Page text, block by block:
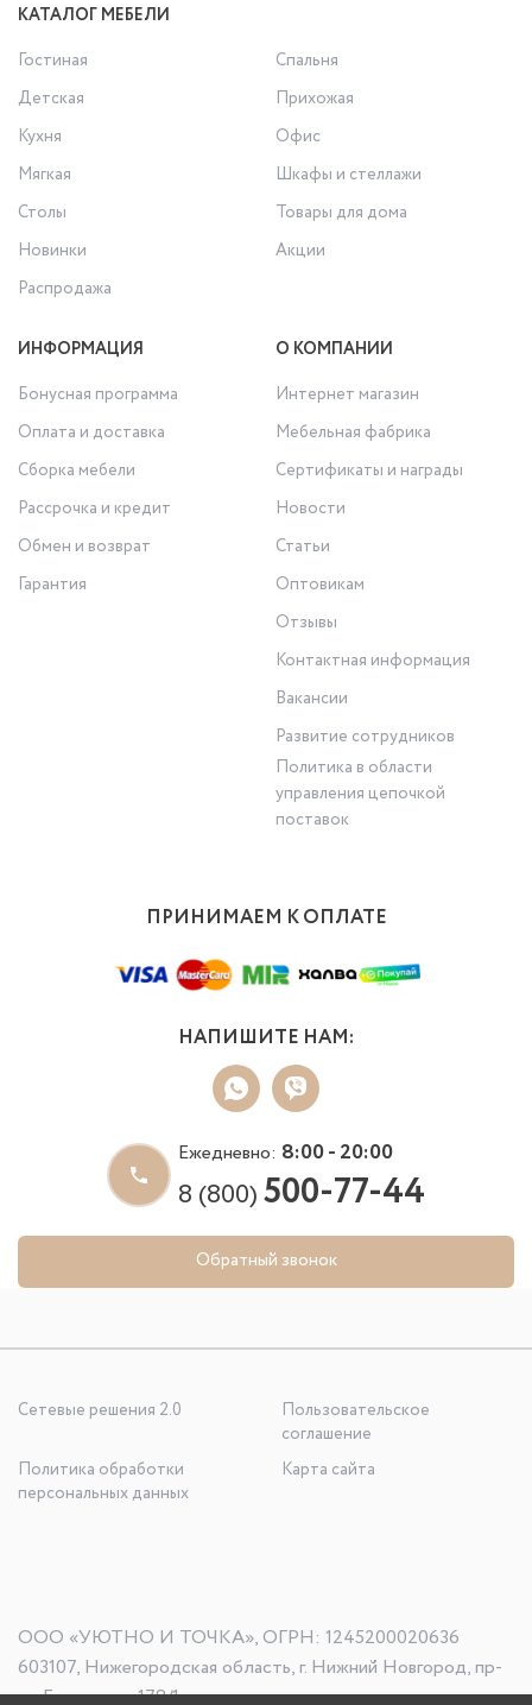
КАТАЛОГ МЕБЕЛИ
Гостиная
Спальня
Детская
Прихожая
Кухня
Офис
Мягкая
Шкафы и стеллажи
Столы
Товары для дома
Новинки
Акции
Распродажа
ИНФОРМАЦИЯ
Бонусная программа
Оплата и доставка
Сборка мебели
Рассрочка и кредит
Обмен и возврат
Гарантия
О КОМПАНИИ
Интернет магазин
Мебельная фабрика
Сертификаты и награды
Новости
Статьи
Оптовикам
Отзывы
Контактная информация
Вакансии
Развитие сотрудников
Политика в области
управления цепочкой
поставок
ПРИНИМАЕМ К ОПЛАТЕ
НАПИШИТЕ НАМ:
Ежедневно: 8:00 - 20:00
8 (800)500-77-44
Обратный звонок
Сетевые решения 2.0
Пользовательское
соглашение
Политика обработки
персональных данных
Карта сайта
ООО «УЮТНО И ТОЧКА», ОГРН: 1245200020636
603107, Нижегородская область, г. Нижний Новгород, пр-
кт Гагарина, д. 178/1